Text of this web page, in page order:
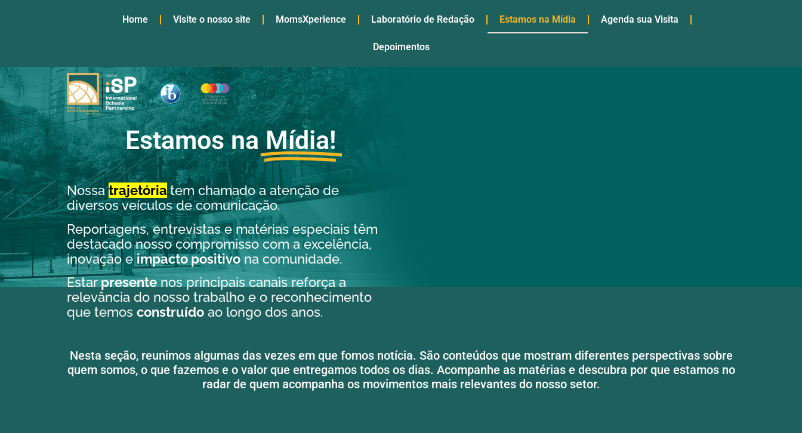
Home Visite o nosso site MomsXperience Laboratório de Redação Estamos na Mídia Agenda sua Visita
Depoimentos
Estamos na Mídia!
Nossatrajetória tem chamado a atenção de
diversos veículos de comunicação.
Reportagens, entrevistas e matérias especiais têm
destacado nosso compromisso com a excelência,
inovação eimpacto positivo na comunidade.
Estar presente nos principais canais reforça a
relevância do nosso trabalho e o reconhecimento
que temos construído ao longo dos anos.
Nesta seção, reunimos algumas das vezes em que fomos notícia. São conteúdos que mostram diferentes perspectivas sobre
quem somos, o que fazemos e o valor que entregamos todos os dias. Acompanhe as matérias e descubra por que estamos no
radar de quem acompanha os movimentos mais relevantes do nosso setor.